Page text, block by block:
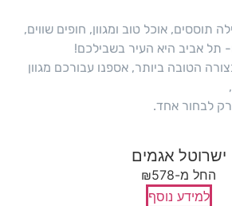
תוססים, אוכל טוב ומגוון, חופים שווים,
תל אביב היא העיר בשבילכם!
הטובה ביותר, אספנו עבורכם מגוון
לבחור אחד.
ישרוטל אגמים
₪החל מ-578
למידע נוסף